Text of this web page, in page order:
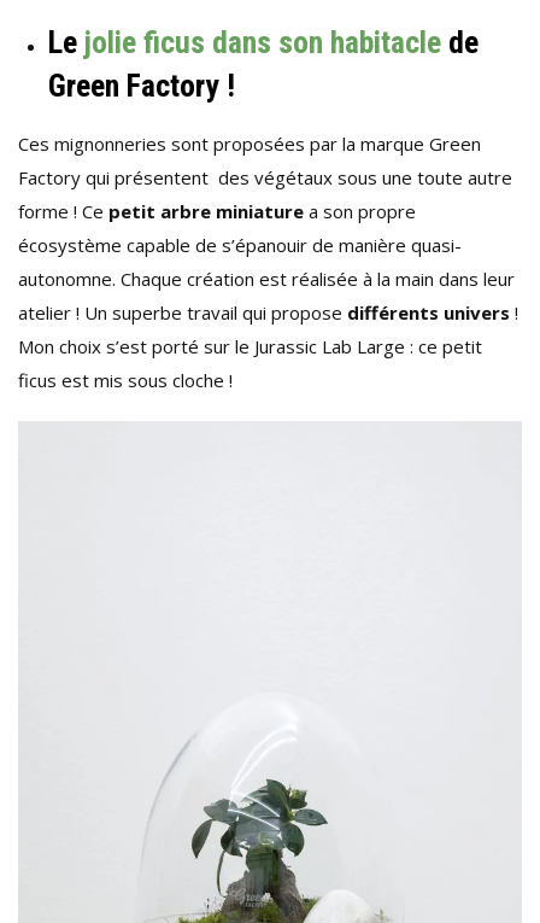
Le jolie ficus dans son habitacle de
Green Factory !
Ces mignonneries sont proposées par la marque Green
Factory qui présentent des végétaux sous une toute autre
forme ! Ce petit arbre miniature a son propre
écosystème capable de s’épanouir de manière quasi-
autonomne. Chaque création est réalisée à la main dans leur
atelier ! Un superbe travail qui propose différents univers !
Mon choix s’est porté sur le Jurassic Lab Large : ce petit
ficus est mis sous cloche !